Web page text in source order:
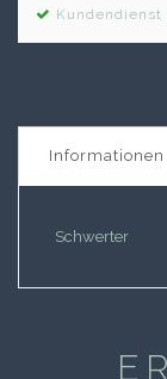
Kundendienst
Informationen
Schwerter